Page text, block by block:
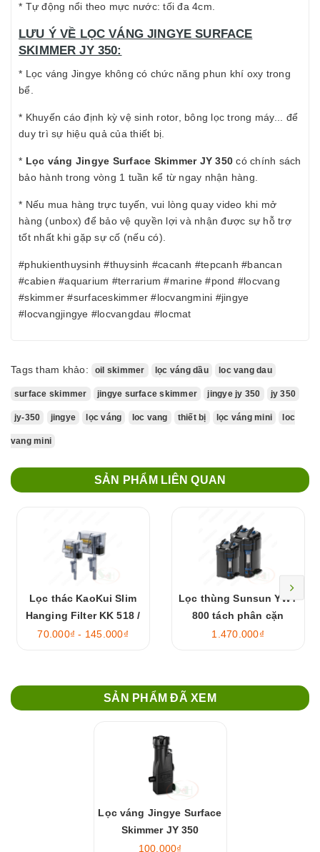
* Tự động nổi theo mực nước: tối đa 4cm.
LƯU Ý VỀ LỌC VÁNG JINGYE SURFACE
SKIMMER JY 350:
* Lọc váng Jingye không có chức năng phun khí oxy trong
bể.
* Khuyến cáo định kỳ vệ sinh rotor, bông lọc trong máy... để
duy trì sự hiệu quả của thiết bị.
* Lọc váng Jingye Surface Skimmer JY 350 có chính sách
bảo hành trong vòng 1 tuần kể từ ngay nhận hàng.
* Nếu mua hàng trực tuyến, vui lòng quay video khi mở
hàng (unbox) để bảo vệ quyền lợi và nhận được sự hỗ trợ
tốt nhất khi gặp sự cố (nếu có).
#phukienthuysinh #thuysinh #cacanh #tepcanh #bancan
#cabien #aquarium #terrarium #marine #pond #locvang
#skimmer #surfaceskimmer #locvangmini #jingye
#locvangjingye #locvangdau #locmat
Tags tham khảo: oil skimmer lọc váng dầu loc vang dau
surface skimmer jingye surface skimmer jingye jy 350 jy 350
jy-350 jingye lọc váng loc vang thiết bị lọc váng mini loc
vang mini
SẢN PHẨM LIÊN QUAN
Lọc thác KaoKui Slim
Hanging Filter KK 518 /
528 / 538 / 548
70.000₫ - 145.000₫
Lọc thùng Sunsun YWY
800 tách phân cặn
1.470.000₫
SẢN PHẨM ĐÃ XEM
Lọc váng Jingye Surface
Skimmer JY 350
100.000₫